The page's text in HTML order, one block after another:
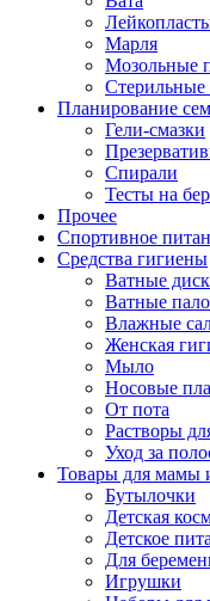
Марля
Мозольные
Стерильные
Планирование
Гели-смазки
Спирали
Тесты на
Прочее
Спортивное
Средства гигиены
Ватные
Ватные
Влажные
Женская
Мыло
Носовые
От пота
Растворы
Уход за
Товары для мамы
Бутылочки
Детская
Детское
Для
Игрушки